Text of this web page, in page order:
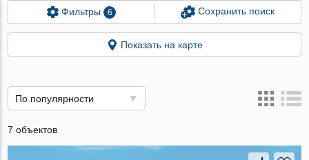
Фильтры 6 Сохранить поиск
Показать на карте
По популярности
7 объектов